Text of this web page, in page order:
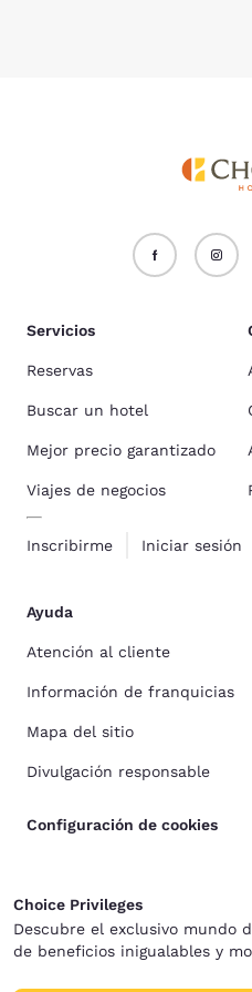
Servicios
Reservas
Buscar un hotel
Mejor precio garantizado
Viajes de negocios
Inscribirme Iniciar sesión
Ayuda
Atención al cliente
Información de franquicias
Mapa del sitio
Divulgación responsable
Configuración de cookies
Choice Privileges
Descubre el exclusivo mundo
de beneficios inigualables y